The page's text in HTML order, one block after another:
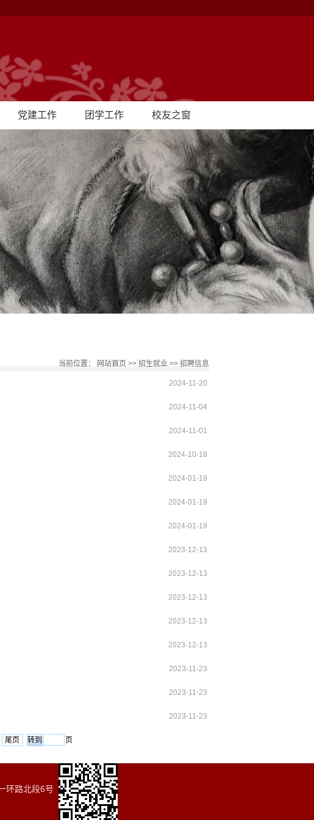
党建工作 团学工作 校友之窗
当前位置： 网站首页 >> 招生就业 >> 招聘信息
2024-11-20
2024-11-04
2024-11-01
2024-10-18
2024-01-19
2024-01-19
2024-01-19
2023-12-13
2023-12-13
2023-12-13
2023-12-13
2023-12-13
2023-11-23
2023-11-23
2023-11-23
尾页 页
环路北段6号